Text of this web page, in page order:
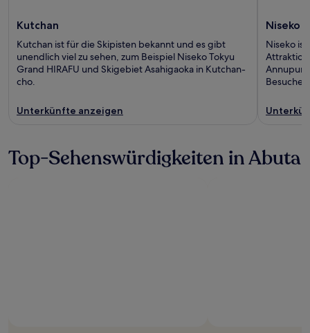
Kutchan
Kutchan ist für die Skipisten bekannt und es gibt
unendlich viel zu sehen, zum Beispiel Niseko Tokyu
Grand HIRAFU und Skigebiet Asahigaoka in Kutchan-
cho.
Unterkünfte anzeigen
Niseko
Niseko
Annupuri
Top-Sehenswürdigkeiten in Abuta